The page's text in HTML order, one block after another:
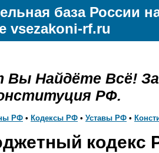
база России
vsezakoni-rf.ru
Вы Найдёте Всё!
РФ.
РФ • Кодексы РФ • Уставы РФ •
кодекс